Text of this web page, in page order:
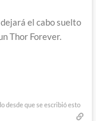
el cabo suelto
Thor Forever.
desde que se escribió esto